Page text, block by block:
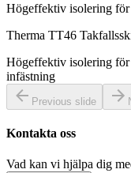
Högeffektiv isolering för
Therma TT46
Högeffektiv isolering för
infästning
Previous slide
Kontakta oss
Vad kan vi hjälpa dig